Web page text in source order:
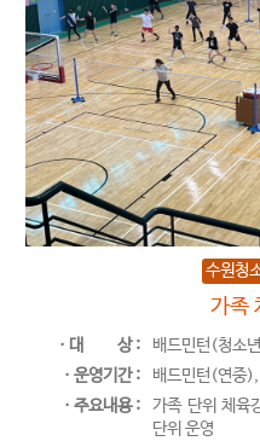
수원청
가족
ㆍ대 상 :
배드민턴(청소
ㆍ운영기간 :
배드민턴(연중
ㆍ주요내용 :
가족 단위 체육
단위 운영